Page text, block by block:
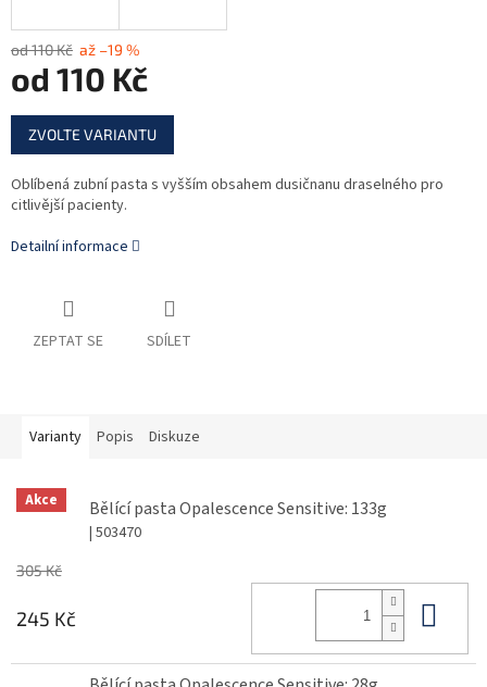
od 110 Kč až –19 %
od 110 Kč
Měrná
cena:
ZVOLTE VARIANTU
Oblíbená zubní pasta s vyšším obsahem dusičnanu draselného pro
citlivější pacienty.
Detailní informace
ZEPTAT SE SDÍLET
Varianty Popis Diskuze
Akce Bělící pasta Opalescence Sensitive: 133g
| 503470
305 Kč
245 Kč